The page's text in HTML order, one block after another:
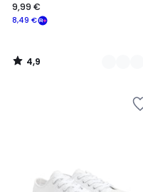
8,49 €
9,99 €
4,9
/